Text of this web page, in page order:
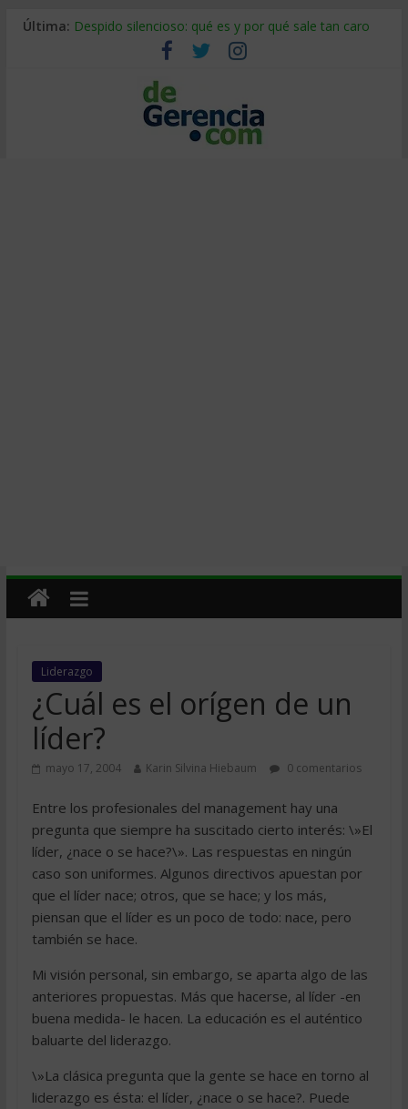
Última: Despido silencioso: qué es y por qué sale tan caro
La economía de Venezuela después del terremoto
Los 8 pasos de Kotter: liderar el cambio sin fracasar
Gestión de proyectos con IA: qué cambia en el oficio
IA y creatividad: cómo evitar que todos piensen igual
Liderazgo
¿Cuál es el orígen de un
líder?
mayo 17, 2004 Karin Silvina Hiebaum 0 comentarios
Entre los profesionales del management hay una
pregunta que siempre ha suscitado cierto interés: \»El
líder, ¿nace o se hace?\». Las respuestas en ningún
caso son uniformes. Algunos directivos apuestan por
que el líder nace; otros, que se hace; y los más,
piensan que el líder es un poco de todo: nace, pero
también se hace.
Mi visión personal, sin embargo, se aparta algo de las
anteriores propuestas. Más que hacerse, al líder -en
buena medida- le hacen. La educación es el auténtico
baluarte del liderazgo.
\»La clásica pregunta que la gente se hace en torno al
liderazgo es ésta: el líder, ¿nace o se hace?. Puede